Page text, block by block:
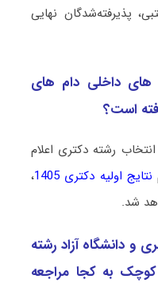
پذیرفته‌شدگان نهایی
ﻫﺎی داخلی دام ﻫﺎی
رشته دکتری اعلام
نتایج اولیه دکتری 1405
،
شد.
و دانشگاه آزاد رشته
به کجا مراجعه